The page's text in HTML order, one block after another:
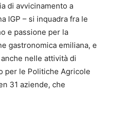
di avvicinamento a
IGP – si inquadra fra le
e passione per la
gastronomica emiliana, e
nelle attività di
per le Politiche Agricole
31 aziende, che